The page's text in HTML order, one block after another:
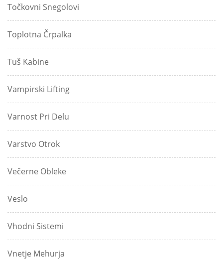
Točkovni Snegolovi
Toplotna Črpalka
Tuš Kabine
Vampirski Lifting
Varnost Pri Delu
Varstvo Otrok
Večerne Obleke
Veslo
Vhodni Sistemi
Vnetje Mehurja